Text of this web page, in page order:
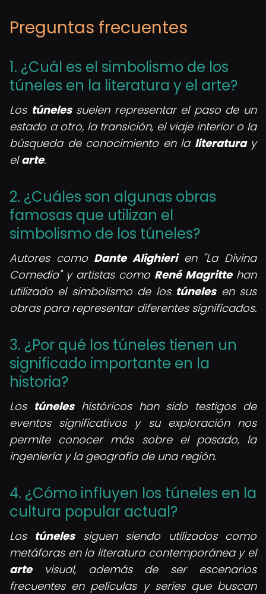
Preguntas frecuentes
1. ¿Cuál es el simbolismo de los
túneles en la literatura y el arte?
Los túnelessuelen representar el paso de un
estado a otro, la transición, el viaje interior o la
búsqueda de conocimiento en la literaturay
elarte.
2. ¿Cuáles son algunas obras
famosas que utilizan el
simbolismo de los túneles?
Autores como Dante Alighierien "La Divina
Comedia" y artistas como René Magrittehan
utilizado el simbolismo de los túnelesen sus
obras para representar diferentes significados.
3. ¿Por qué los túneles tienen un
significado importante en la
historia?
Los túneleshistóricos han sido testigos de
eventos significativos y su exploración nos
permite conocer más sobre el pasado, la
ingeniería y la geografía de una región.
4. ¿Cómo influyen los túneles en la
cultura popular actual?
Los túnelessiguen siendo utilizados como
metáforas en la literatura contemporánea y el
artevisual, además de ser escenarios
frecuentes en películas y series que buscan